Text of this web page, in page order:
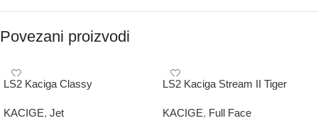
Povezani proizvodi
LS2 Kaciga Classy
KACIGE, Jet
LS2 Kaciga Stream II Tiger
KACIGE, Full Face